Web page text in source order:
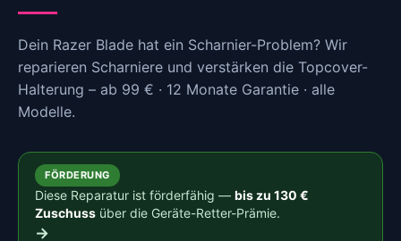
Dein Razer Blade hat ein Scharnier-Problem? Wir
reparieren Scharniere und verstärken die Topcover-
Halterung – ab 99 € · 12 Monate Garantie · alle
Modelle.
FÖRDERUNG
Diese Reparatur ist förderfähig — bis zu 130 €
Zuschuss über die Geräte-Retter-Prämie.
→